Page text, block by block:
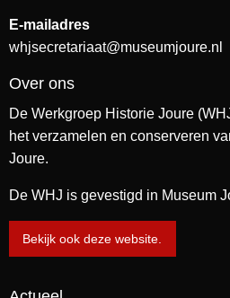
E-mailadres
whjsecretariaat@museumjoure.nl
Over ons
De Werkgroep Historie Joure
het verzamelen en conserveren
Joure.
De WHJ is gevestigd in Museum
Bekijk ook deze website.